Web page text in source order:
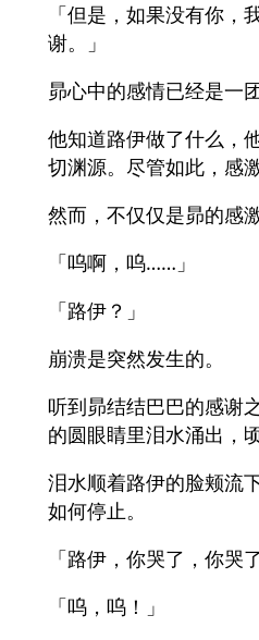
「但是，如果没有你
谢。」
昴心中的感情已经是一
他知道路伊做了什么，
切渊源。尽管如此，感
然而，不仅仅是昴的感激
「呜啊，呜……」
「路伊？」
崩溃是突然发生的。
听到昴结结巴巴的感谢
的圆眼睛里泪水涌出，
泪水顺着路伊的脸颊流
如何停止。
「路伊，你哭了，你哭
「呜，呜！」